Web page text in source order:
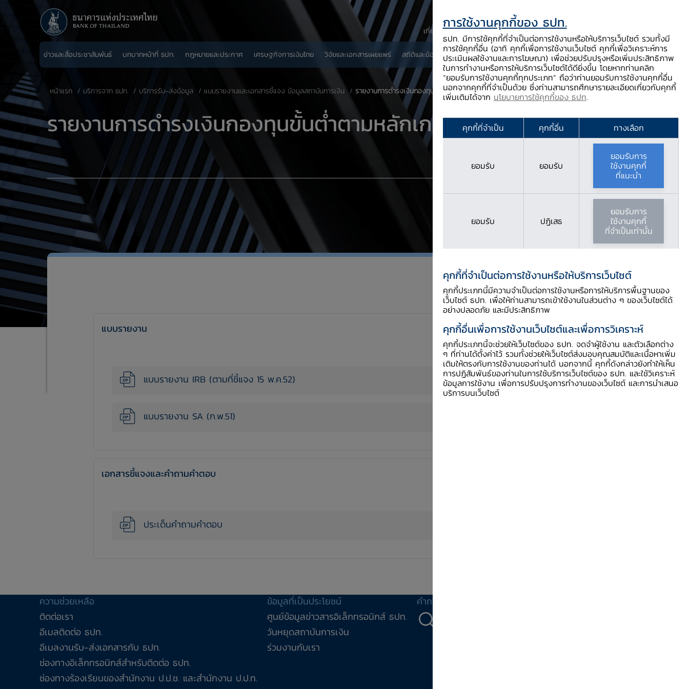
ข่าวและสื่อประชาสัมพันธ์ บทบาทหน้าที่ ธปท. กฎหมายและประกาศ เศรษฐกิจการเงินไทย วิจัยและเอกสารเผยแพร่ สถิติและข้อมูลเผยแพร่ บริการจาก ธปท. นวัตกรรมภาคการเงิน สตางค์ Story
เกี่ยวกับ ธปท. ติดต่อเรา ช่วยเหลือ / ร้องเรียน EN
หน้าแรก บริการจาก ธปท. บริการรับ-ส่งข้อมูล แบบรายงานและเอกสารชี้แจง ข้อมูลสถาบันการเงิน รายงานการดำรงเงินกองทุนขั้นต่ำตามหลักเกณฑ์ Basel II​​​​​
​รายงานการดำรงเงินกองทุนขั้นต่ำตามหลักเกณฑ์ Basel II
แบบรายงาน
แบบรายงาน IRB (ตามที่ชี้แจง 15 พ.ค.52)
แบบรายงาน SA (ก.พ.51)
เอกสารชี้แจงและคำถามคำตอบ
ประเด็นคำถามคำตอบ
ความช่วยเหลือ
ติดต่อเรา
อีเมลติดต่อ ธปท.
อีเมลงานรับ-ส่งเอกสารกับ ธปท.
ช่องทางอิเล็กทรอนิกส์สำหรับติดต่อ ธปท.
ช่องทางร้องเรียนของสำนักงาน ป.ป.ช. และสำนักงาน ป.ป.ท.
ข้อมูลที่เป็นประโยชน์
ศูนย์ข้อมูลข่าวสารอิเล็กทรอนิกส์ ธปท.
วันหยุดสถาบันการเงิน
ร่วมงานกับเรา
คำถาม-คำตอบ
การใช้งานคุกกี้ของ ธปท.
ธปท. มีการใช้คุกกี้ที่จำเป็นต่อการใช้งานหรือให้บริการเว็บไซต์ รวมทั้งมี
การใช้คุกกี้อื่น (อาทิ คุกกี้เพื่อการใช้งานเว็บไซต์ คุกกี้เพื่อวิเคราะห์การ
ประเมินผลใช้งานและการโฆษณา) เพื่อช่วยปรับปรุงหรือเพิ่มประสิทธิภาพ
ในการทำงานหรือการให้บริการเว็บไซต์ได้ดียิ่งขึ้น โดยหากท่านคลิก
“ยอมรับการใช้งานคุกกี้ทุกประเภท” ถือว่าท่านยอมรับการใช้งานคุกกี้อื่น
นอกจากคุกกี้ที่จำเป็นด้วย ซึ่งท่านสามารถศึกษารายละเอียดเกี่ยวกับคุกกี้
เพิ่มเติมได้จาก นโยบายการใช้คุกกี้ของ ธปท.
คุกกี้ที่จำเป็น คุกกี้อื่น ทางเลือก
ยอมรับ ยอมรับ
ยอมรับการ
ใช้งานคุกกี้
ที่แนะนำ
ยอมรับ ปฏิเสธ
ยอมรับการ
ใช้งานคุกกี้
ที่จำเป็นเท่านั้น
คุกกี้ที่จำเป็นต่อการใช้งานหรือให้บริการเว็บไซต์
คุกกี้ประเภทนี้มีความจำเป็นต่อการใช้งานหรือการให้บริการพื้นฐานของ
เว็บไซต์ ธปท. เพื่อให้ท่านสามารถเข้าใช้งานในส่วนต่าง ๆ ของเว็บไซต์ได้
อย่างปลอดภัย และมีประสิทธิภาพ
คุกกี้อื่นเพื่อการใช้งานเว็บไซต์และเพื่อการวิเคราะห์
คุกกี้ประเภทนี้จะช่วยให้เว็บไซต์ของ ธปท. จดจำผู้ใช้งาน และตัวเลือกต่าง
ๆ ที่ท่านได้ตั้งค่าไว้ รวมทั้งช่วยให้เว็บไซต์ส่งมอบคุณสมบัติและเนื้อหาเพิ่ม
เติมให้ตรงกับการใช้งานของท่านได้ นอกจากนี้ คุกกี้ดังกล่าวยังทำให้เห็น
การปฏิสัมพันธ์ของท่านในการใช้บริการเว็บไซต์ของ ธปท. และใช้วิเคราะห์
ข้อมูลการใช้งาน เพื่อการปรับปรุงการทำงานของเว็บไซต์ และการนำเสนอ
บริการบนเว็บไซต์